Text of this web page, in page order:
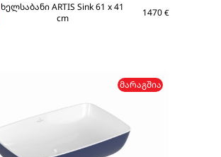
ხელსაბანი ARTIS Sink 61 x 41
cm
1470 €
ᲛᲐᲠᲐᲒᲨᲘᲐ